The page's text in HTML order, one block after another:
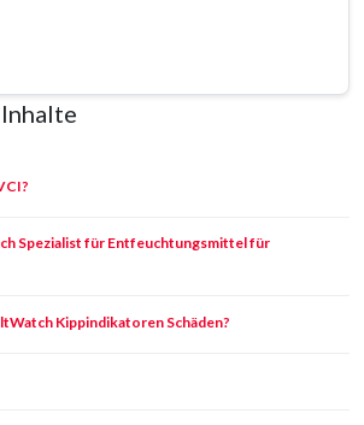
Spezialist für Entfeuchtungsmittel für
Kippindikatoren Schäden?